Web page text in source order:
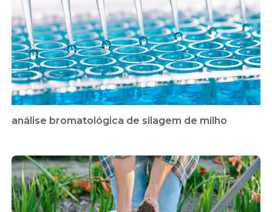
análise bromatológica de silagem de milho